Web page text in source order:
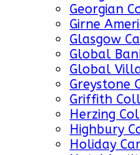
Georgian
Girne
Glasgow
Global
Global
Greystone
Griffith
Herzing
Highbury
Holiday